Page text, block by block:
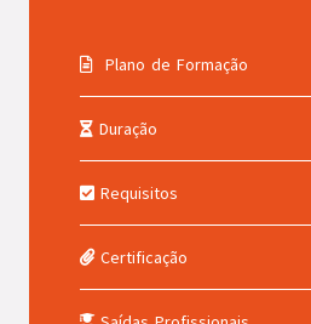
Plano de Formação
Duração
Requisitos
Certificação